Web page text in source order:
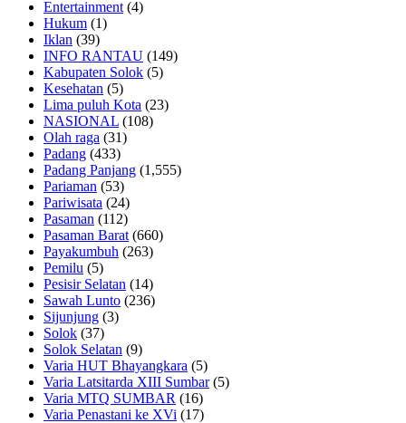
Entertainment (4)
Hukum (1)
Iklan (39)
INFO RANTAU (149)
Kabupaten Solok (5)
Kesehatan (5)
Lima puluh Kota (23)
NASIONAL (108)
Olah raga (31)
Padang (433)
Padang Panjang (1,555)
Pariaman (53)
Pariwisata (24)
Pasaman (112)
Pasaman Barat (660)
Payakumbuh (263)
Pemilu (5)
Pesisir Selatan (14)
Sawah Lunto (236)
Sijunjung (3)
Solok (37)
Solok Selatan (9)
Varia HUT Bhayangkara (5)
Varia Latsitarda XIII Sumbar(5)
Varia MTQ SUMBAR (16)
Varia Penastani ke XVi (17)